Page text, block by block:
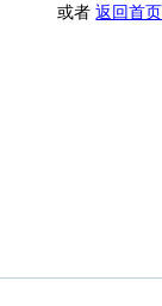
或者返回首页